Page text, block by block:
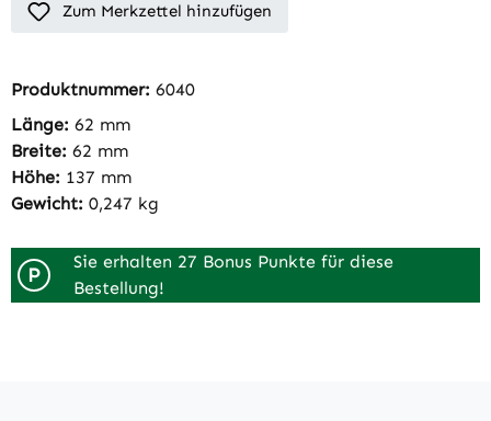
Zum Merkzettel hinzufügen
Produktnummer: 6040
Länge: 62 mm
Breite: 62 mm
Höhe: 137 mm
Gewicht: 0,247 kg
P
Sie erhalten 27 Bonus Punkte für diese
Bestellung!